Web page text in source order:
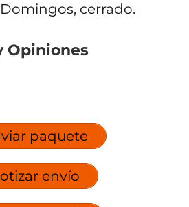
Domingos, cerrado.
Opiniones
paquete
envío